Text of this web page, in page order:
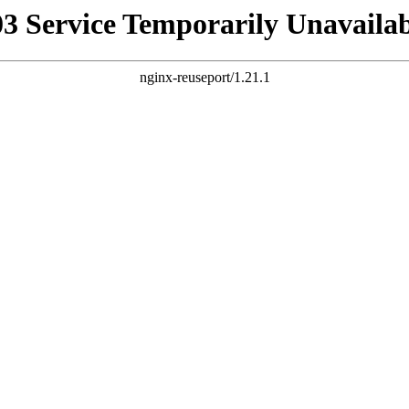
Service Temporarily
nginx-reuseport/1.21.1